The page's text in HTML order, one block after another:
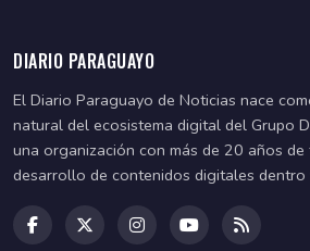
DIARIO PARAGUAYO
El Diario Paraguayo de Noticias nace
natural del ecosistema digital del Grupo
una organización con más de 20 años
desarrollo de contenidos digitales dentro